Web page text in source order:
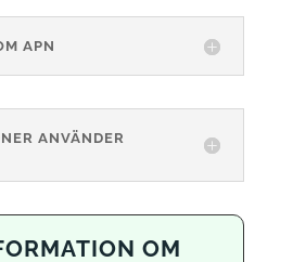
APN
ANVÄNDER
OM